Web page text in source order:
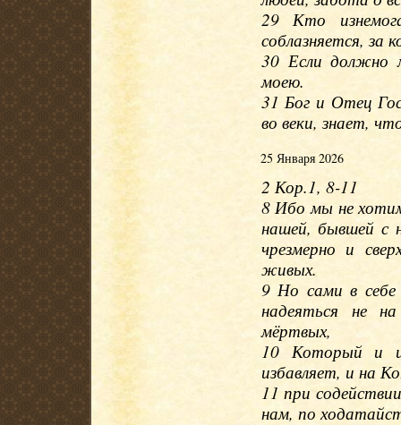
29 Кто
соблазняется, за
30 Если должно
моею.
31 Бог и Отец
во веки, знает,
25 Января 2026
2 Кор.1, 8-11
8 Ибо мы не
нашей, бывшей с
чрезмерно и
живых.
9 Но сами в
надеяться не
мёртвых,
10 Который и
избавляет, и на
11 при
нам, по